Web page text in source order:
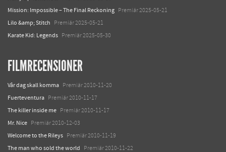
Mission: Impossible – The Final Reckoning Premiär 2025-05-21
Lilo &amp; Stitch Premiär 2025-05-21
Karate Kid: Legends Premiär 2025-05-30
FILMRECENSIONER
Vår dag skall komma Premiär 2010-11-20
Fuerteventura Premiär 2010-11-17
The killer inside me Premiär 2010-11-17
Mr. Nice Premiär 2010-12-03
Welcome to the Rileys Premiär 2010-11-19
The man who sold the world Premiär 2010-11-22